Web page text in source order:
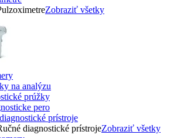
Zobraziť všetky
prúžky
prístroje
diagnostické prístrojeZobraziť všetky